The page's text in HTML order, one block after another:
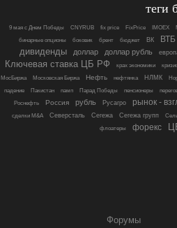
теги
9 мая с Днем Победы CNYRUB fix price FixPrice IMOEX
бинарные опционы боковик брент бюджет ВК ВТБ
дивиденды доллар доллар рубль
Ключевая ставка ЦБ РФ крах экономики
МосБиржа Московская Биржа Нефть нефтянка НЛМК
падение
Пакистан памп Парад Победы пенсионеры
Роснефть
Россия рубль Русагро рынок -
сделки M&A Северсталь Сегежа Сегежа групп
флоатеры форекс
Форумы